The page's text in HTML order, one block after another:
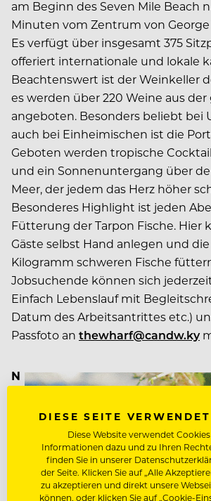
am Beginn des Seven Mile Beach
Minuten vom Zentrum von
Es verfügt über insgesamt 375
offeriert internationale und lokale
Beachtenswert ist der Weinkeller
es werden über 220 Weine aus
angeboten. Besonders beliebt bei
auch bei Einheimischen ist die
Geboten werden tropische
und ein Sonnenuntergang über
Meer, der jedem das Herz höher
Besonderes Highlight ist jeden
Fütterung der Tarpon Fische. Hier
Gäste selbst Hand anlegen und die
Kilogramm schweren Fische
Jobsuchende können sich
Einfach Lebenslauf mit
Datum des Arbeitsantrittes etc.)
Passfoto an thewharf@candw.ky
N
DIESE SEITE
Diese Website verwendet
Informationen dazu und zu Ihren
finden Sie in unserer
der Seite. Klicken Sie auf „Alle
zu akzeptieren und direkt unsere
können, oder klicken Sie auf „Cookie-